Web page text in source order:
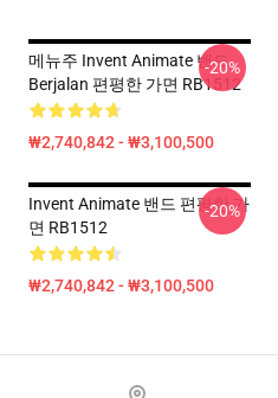
메뉴주 Invent Animate 밴드
Berjalan 편평한 가면 RB1512
₩2,740,842 - ₩3,100,500
-20%
Invent Animate 밴드 편평한 가
면 RB1512
₩2,740,842 - ₩3,100,500
-20%